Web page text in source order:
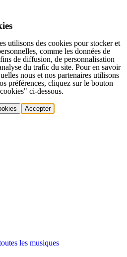
utilisons des cookies pour stocker et
comme les données de
de diffusion, de personnalisation
du trafic du site. Pour en savoir
nous et nos partenaires utilisons
préférences, cliquez sur le bouton
ci-dessous.
Accepter
les musiques